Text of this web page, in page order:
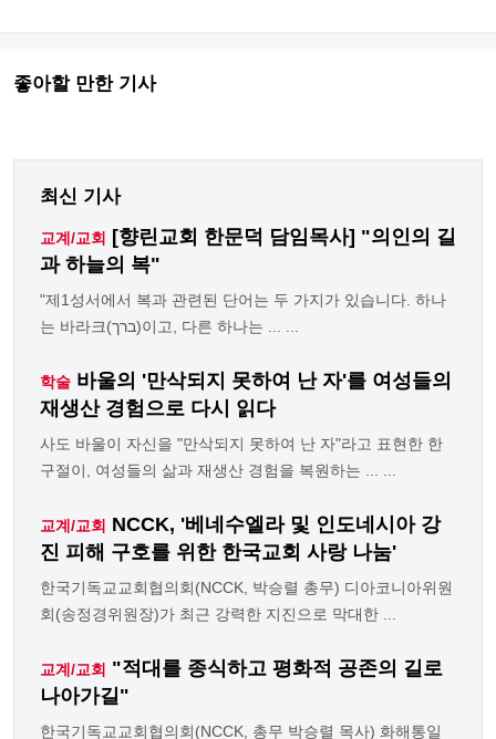
좋아할 만한 기사
최신 기사
교계/교회 [향린교회 한문덕 담임목사] "의인의 길
과 하늘의 복"
"제1성서에서 복과 관련된 단어는 두 가지가 있습니다. 하나
는 바라크(ברך)이고, 다른 하나는 ... ...
학술 바울의 '만삭되지 못하여 난 자'를 여성들의
재생산 경험으로 다시 읽다
사도 바울이 자신을 "만삭되지 못하여 난 자"라고 표현한 한
구절이, 여성들의 삶과 재생산 경험을 복원하는 ... ...
교계/교회 NCCK, '베네수엘라 및 인도네시아 강
진 피해 구호를 위한 한국교회 사랑 나눔'
한국기독교교회협의회(NCCK, 박승렬 총무) 디아코니아위원
회(송정경위원장)가 최근 강력한 지진으로 막대한 ...
교계/교회 "적대를 종식하고 평화적 공존의 길로
나아가길"
한국기독교교회협의회(NCCK, 총무 박승렬 목사) 화해통일